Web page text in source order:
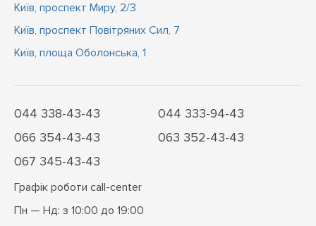
Київ, проспект Миру, 2/3
Київ, проспект Повітряних Сил, 7
Київ, площа Оболонська, 1
044 338-43-43
044 333-94-43
066 354-43-43
063 352-43-43
067 345-43-43
Графік роботи call-center
Пн — Нд: з 10:00 до 19:00